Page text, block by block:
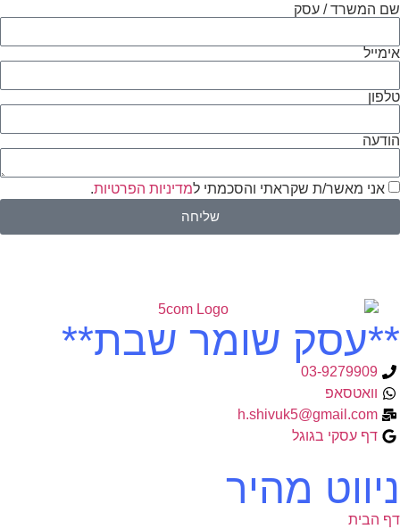
שם המשרד / עסק
אימייל
טלפון
הודעה
אני מאשר/ת שקראתי והסכמתי למדיניות הפרטיות.
שליחה
**עסק שומר שבת**
03-9279909
וואטסאפ
h.shivuk5@gmail.com
דף עסקי בגוגל
ניווט מהיר
דף הבית